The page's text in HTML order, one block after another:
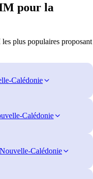
pour la
plus populaires proposant
Calédonie
Calédonie
Calédonie